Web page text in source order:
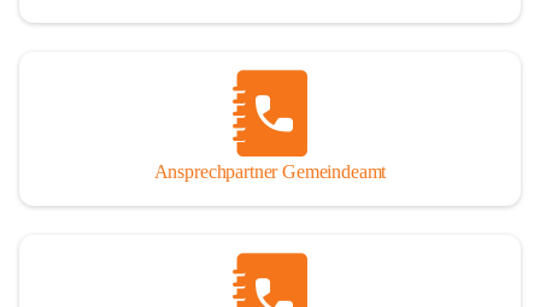
Ansprechpartner Gemeindeamt